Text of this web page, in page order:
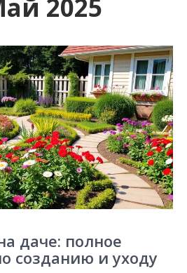
2025
даче: полное
созданию и уходу